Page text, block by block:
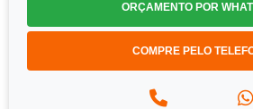
ORÇAMENTO POR
COMPRE PELO